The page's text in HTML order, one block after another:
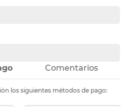
Comentarios
los siguientes métodos de pago: